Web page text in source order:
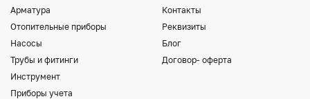
Арматура
Отопительные приборы
Насосы
Трубы и фитинги
Инструмент
Приборы учета
Контакты
Реквизиты
Блог
Договор- оферта